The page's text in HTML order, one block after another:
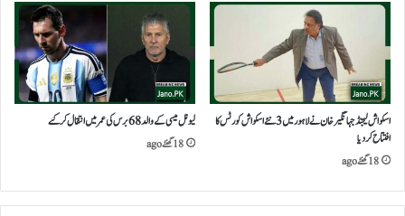
اسکواش لیجنڈ جہانگیر خان نے لاہور میں 3 نئے اسکواش کورٹس کا
افتتاح کردیا
18 گھنٹے ago
لیونل میسی کے والد 68 برس کی عمر میں انتقال کرگئے
18 گھنٹے ago